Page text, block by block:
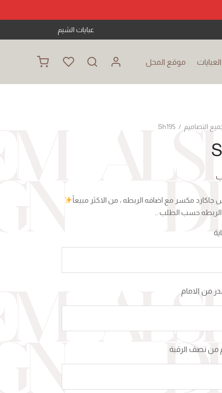
عبايات الشيم
موقع المحل
التصاميم /
جاكارد مكسر مع اضافه الربطه ، من الاكثر مبيعاً
الربطه حسب الطلب ..
من الامام
من نصف الرقبة